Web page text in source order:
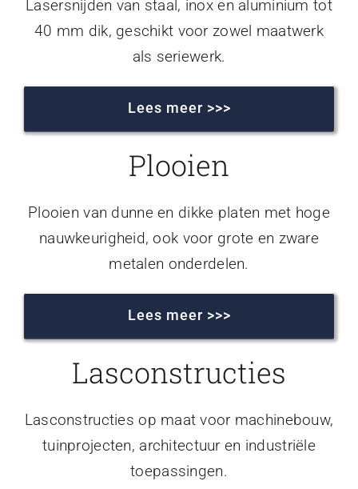
Lasersnijden van staal, inox en aluminium tot
40 mm dik, geschikt voor zowel maatwerk
als seriewerk.
Lees meer >>>
Plooien
Plooien van dunne en dikke platen met hoge
nauwkeurigheid, ook voor grote en zware
metalen onderdelen.
Lees meer >>>
Lasconstructies
Lasconstructies op maat voor machinebouw,
tuinprojecten, architectuur en industriële
toepassingen.